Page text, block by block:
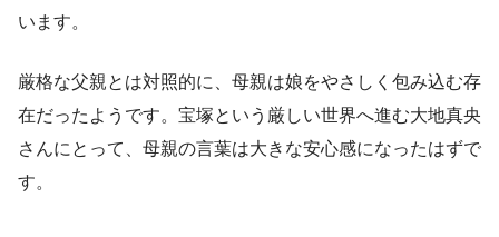
います。
厳格な父親とは対照的に、母親は娘をやさしく包み込む存
在だったようです。宝塚という厳しい世界へ進む大地真央
さんにとって、母親の言葉は大きな安心感になったはずで
す。